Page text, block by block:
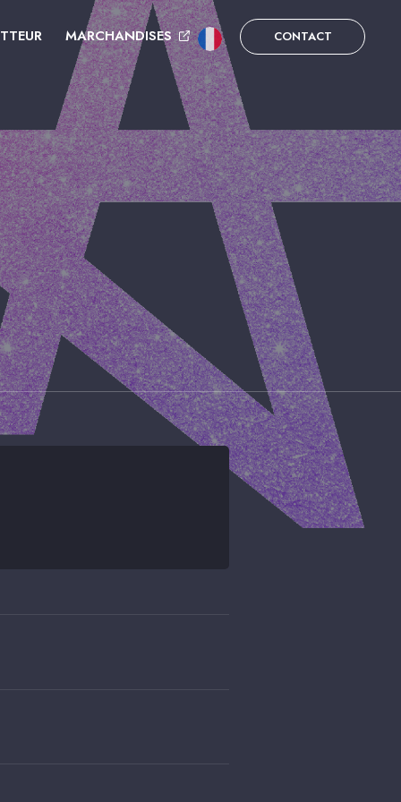
MARCHANDISES CONTACT